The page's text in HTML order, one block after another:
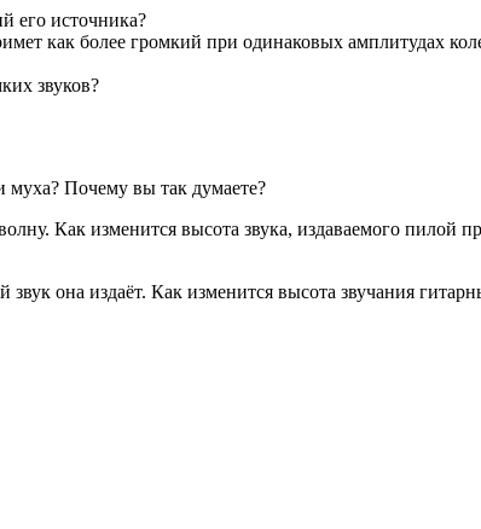
его источника?
как более громкий при одинаковых амплитудах
звуков?
Почему вы так думаете?
Как изменится высота звука, издаваемого пилой
звук она издаёт. Как изменится высота звучания